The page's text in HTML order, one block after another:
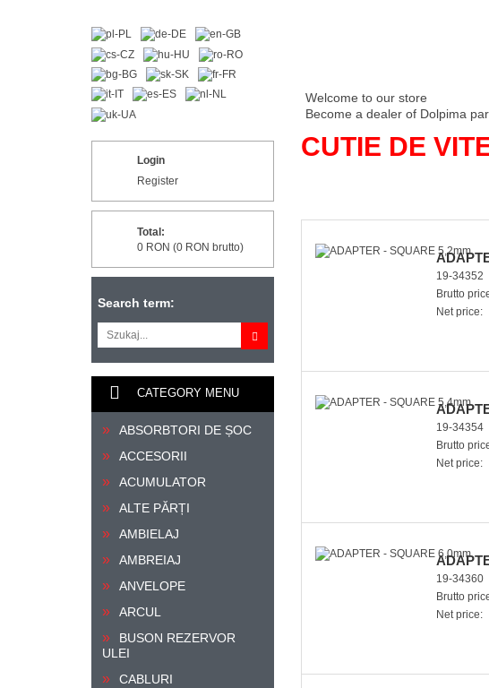
Login
Register
Total:
0 RON (0 RON brutto)
Search term:
CATEGORY MENU
ABSORBTORI DE ȘOC
ACCESORII
ACUMULATOR
ALTE PĂRȚI
AMBIELAJ
AMBREIAJ
ANVELOPE
ARCUL
BUSON REZERVOR
ULEI
CABLURI
Welcome to our store
Become a dealer of Dolpima
CUTIE DE
19-34352
Brutto
Net price:
19-34354
Brutto
Net price:
19-34360
Brutto
Net price: